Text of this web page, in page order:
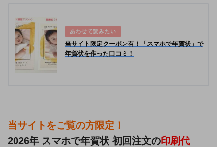
当サイト限定クーポン有！「スマホで年賀状」で
年賀状を作った口コミ！
当サイトをご覧の方限定！
2026年 スマホで年賀状 初回注文の印刷代